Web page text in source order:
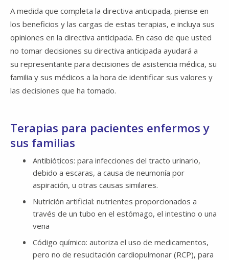
A medida que completa la directiva anticipada, piense en
los beneficios y las cargas de estas terapias, e incluya sus
opiniones en la directiva anticipada. En caso de que usted
no tomar decisiones su directiva anticipada ayudará a
su representante para decisiones de asistencia médica, su
familia y sus médicos a la hora de identificar sus valores y
las decisiones que ha tomado.
Terapias para pacientes enfermos y
sus familias
Antibióticos: para infecciones del tracto urinario,
debido a escaras, a causa de neumonía por
aspiración, u otras causas similares.
Nutrición artificial: nutrientes proporcionados a
través de un tubo en el estómago, el intestino o una
vena
Código químico: autoriza el uso de medicamentos,
pero no de resucitación cardiopulmonar (RCP), para